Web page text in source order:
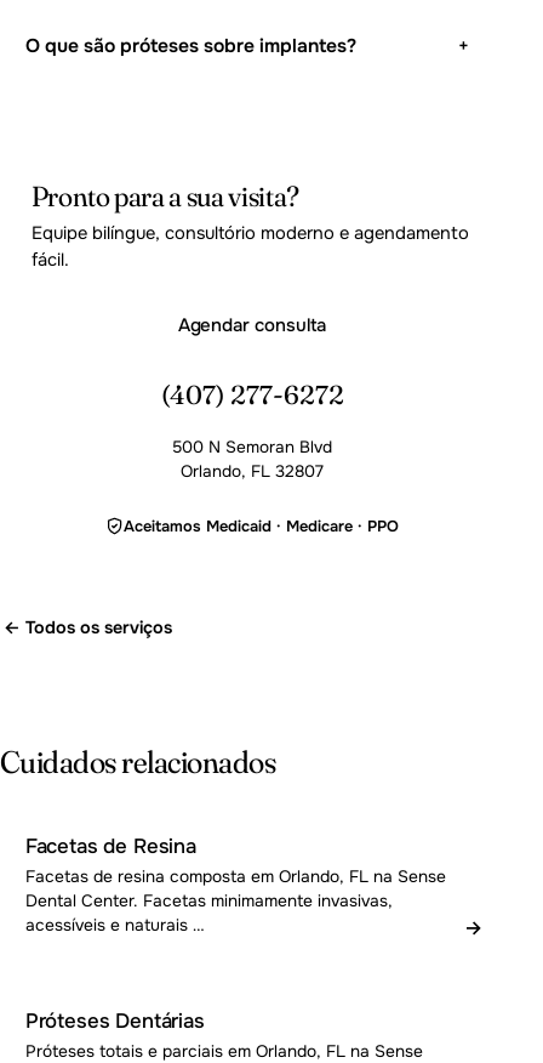
O que são próteses sobre implantes? +
Pronto para a sua visita?
Equipe bilíngue, consultório moderno e agendamento
fácil.
Agendar consulta
(407) 277-6272
500 N Semoran Blvd
Orlando, FL 32807
Aceitamos Medicaid · Medicare · PPO
← Todos os serviços
Cuidados relacionados
Facetas de Resina
Facetas de resina composta em Orlando, FL na Sense
Dental Center. Facetas minimamente invasivas,
acessíveis e naturais …
→
Próteses Dentárias
Próteses totais e parciais em Orlando, FL na Sense